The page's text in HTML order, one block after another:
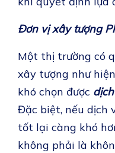
Đơn vị xây tượng
Một thị trường có
xây tượng như
khó chọn được
Đặc biệt, nếu dịch
tốt lại càng khó
không phải là